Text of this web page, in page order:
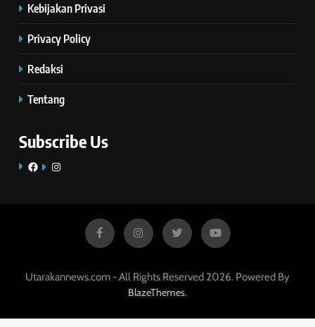
Kebijakan Privasi
Privacy Policy
Redaksi
Tentang
Subscribe Us
FacebookInstagram
Utarakannews.com - All Rights Reserved 2026. Powered By
BlazeThemes.